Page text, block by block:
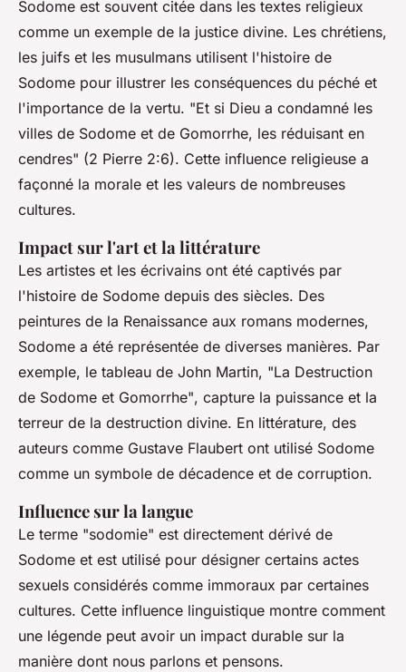
Sodome est souvent citée dans les textes religieux
comme un exemple de la justice divine. Les chrétiens,
les juifs et les musulmans utilisent l'histoire de
Sodome pour illustrer les conséquences du péché et
l'importance de la vertu. "Et si Dieu a condamné les
villes de Sodome et de Gomorrhe, les réduisant en
cendres" (2 Pierre 2:6). Cette influence religieuse a
façonné la morale et les valeurs de nombreuses
cultures.
Impact sur l'art et la littérature
Les artistes et les écrivains ont été captivés par
l'histoire de Sodome depuis des siècles. Des
peintures de la Renaissance aux romans modernes,
Sodome a été représentée de diverses manières. Par
exemple, le tableau de John Martin, "La Destruction
de Sodome et Gomorrhe", capture la puissance et la
terreur de la destruction divine. En littérature, des
auteurs comme Gustave Flaubert ont utilisé Sodome
comme un symbole de décadence et de corruption.
Influence sur la langue
Le terme "sodomie" est directement dérivé de
Sodome et est utilisé pour désigner certains actes
sexuels considérés comme immoraux par certaines
cultures. Cette influence linguistique montre comment
une légende peut avoir un impact durable sur la
manière dont nous parlons et pensons.